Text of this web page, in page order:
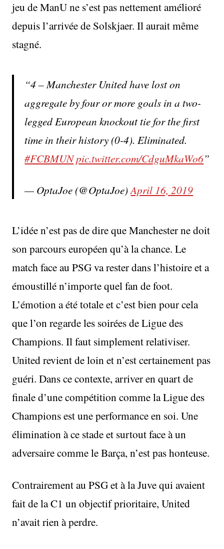
jeu de ManU ne s’est pas nettement amélioré
depuis l’arrivée de Solskjaer. Il aurait même
stagné.
4 – Manchester United have lost on
aggregate by four or more goals in a two-
legged European knockout tie for the first
time in their history (0-4). Eliminated.
#FCBMUNpic.twitter.com/CdguMkaWo6
— OptaJoe (@OptaJoe)April 16, 2019
L’idée n’est pas de dire que Manchester ne doit
son parcours européen qu’à la chance. Le
match face au PSG va rester dans l’histoire et a
émoustillé n’importe quel fan de foot.
L’émotion a été totale et c’est bien pour cela
que l’on regarde les soirées de Ligue des
Champions. Il faut simplement relativiser.
United revient de loin et n’est certainement pas
guéri. Dans ce contexte, arriver en quart de
finale d’une compétition comme la Ligue des
Champions est une performance en soi. Une
élimination à ce stade et surtout face à un
adversaire comme le Barça, n’est pas honteuse.
Contrairement au PSG et à la Juve qui avaient
fait de la C1 un objectif prioritaire, United
n’avait rien à perdre.